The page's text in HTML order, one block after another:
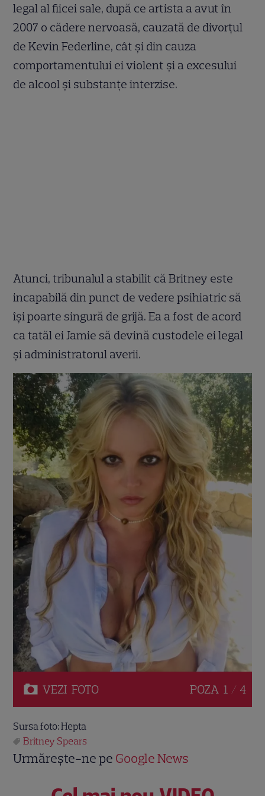
legal al fiicei sale, după ce artista a avut în
2007 o cădere nervoasă, cauzată de divorțul
de Kevin Federline, cât și din cauza
comportamentului ei violent și a excesului
de alcool și substanțe interzise.
Atunci, tribunalul a stabilit că Britney este
incapabilă din punct de vedere psihiatric să
își poarte singură de grijă. Ea a fost de acord
ca tatăl ei Jamie să devină custodele ei legal
și administratorul averii.
VEZI FOTO POZA 1 / 4
Sursa foto: Hepta
Britney Spears
Urmărește-ne pe Google News